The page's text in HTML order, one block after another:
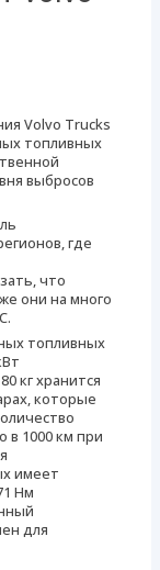
Volvo Trucks
топливных
выбросов
где
что
они на много
топливных
кг хранится
которые
в 1000 км при
имеет
Нм
для